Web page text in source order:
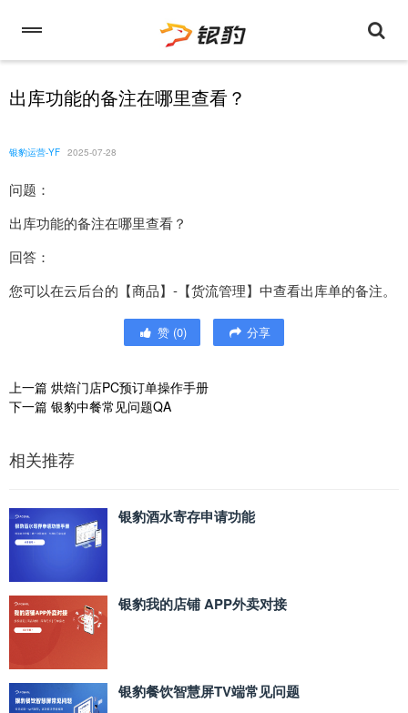
出库功能的备注在哪里查看？
银豹运营-YF 2025-07-28
问题：
出库功能的备注在哪里查看？
回答：
您可以在云后台的【商品】-【货流管理】中查看出库单的备注。
赞 (0) 分享
上一篇 烘焙门店PC预订单操作手册
下一篇 银豹中餐常见问题QA
相关推荐
银豹酒水寄存申请功能
银豹我的店铺 APP外卖对接
银豹餐饮智慧屏TV端常见问题